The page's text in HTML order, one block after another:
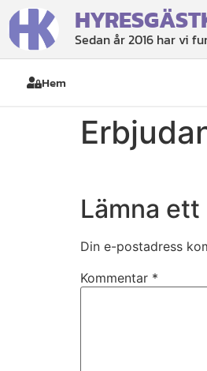
Sedan år 2016 har vi
Hem
Lämna ett
Din e-postadress
Kommentar *